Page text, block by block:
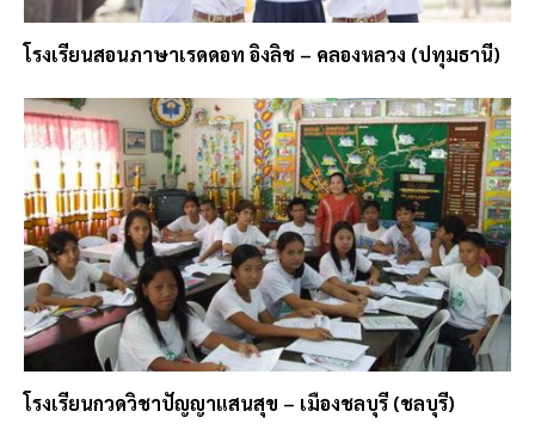
โรงเรียนสอนภาษาเรดดอท อิงลิช – คลองหลวง (ปทุมธานี)
โรงเรียนกวดวิชาปัญญาแสนสุข – เมืองชลบุรี (ชลบุรี)